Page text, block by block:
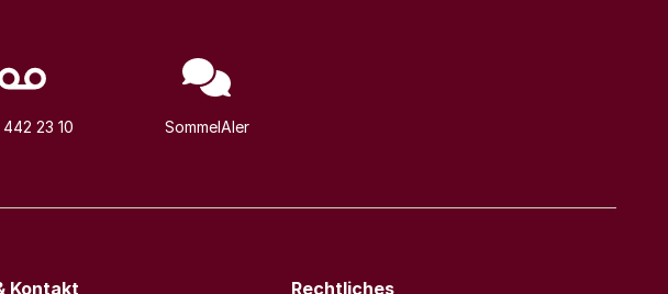
23 10 SommelAIer
Kontakt Rechtliches